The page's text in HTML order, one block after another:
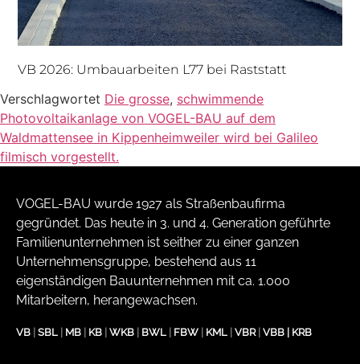
VB 2026: Umbauarbeiten L77 bei Raststatt
Verschlagwortet Die grosse, schwimmende
Photovoltaikanlage von VOGEL-BAU auf dem
Waldmattensee in Kippenheimweiler wird bei Galileo
filmisch vorgestellt.
VOGEL-BAU wurde 1927 als Straßenbaufirma
gegründet. Das heute in 3. und 4. Generation geführte
Familienunternehmen ist seither zu einer ganzen
Unternehmensgruppe, bestehend aus 11
eigenständigen Bauunternehmen mit ca. 1.000
Mitarbeitern, herangewachsen.
VB SBL MB KB WKB BWL FBW KML VBR| VBB KRB